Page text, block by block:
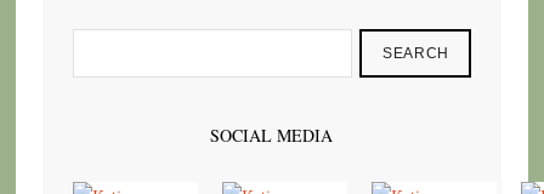
SEARCH
SOCIAL MEDIA